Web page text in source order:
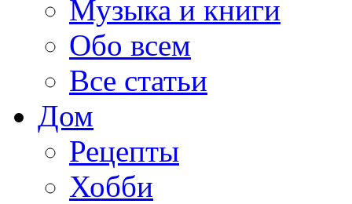
Музыка и книги
Обо всем
Все статьи
Дом
Рецепты
Хобби